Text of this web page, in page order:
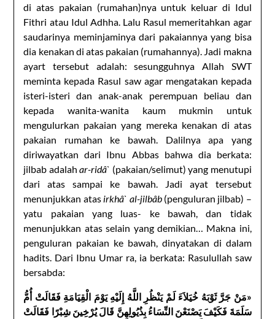
di atas pakaian (rumahan)nya untuk keluar di Idul
Fithri atau Idul Adhha. Lalu Rasul memeritahkan agar
saudarinya meminjaminya dari pakaiannya yang bisa
dia kenakan di atas pakaian (rumahannya). Jadi makna
ayart tersebut adalah: sesungguhnya Allah SWT
meminta kepada Rasul saw agar mengatakan kepada
isteri-isteri dan anak-anak perempuan beliau dan
kepada wanita-wanita kaum mukmin untuk
mengulurkan pakaian yang mereka kenakan di atas
pakaian rumahan ke bawah. Dalilnya apa yang
diriwayatkan dari Ibnu Abbas bahwa dia berkata:
jilbab adalahar-ridâ` (pakaian/selimut) yang menutupi
dari atas sampai ke bawah. Jadi ayat tersebut
menunjukkan atas irkhâ` al-jilbâb(penguluran jilbab) –
yatu pakaian yang luas- ke bawah, dan tidak
menunjukkan atas selain yang demikian… Makna ini,
penguluran pakaian ke bawah, dinyatakan di dalam
hadits. Dari Ibnu Umar ra, ia berkata: Rasulullah saw
bersabda:
«مَنْ جَرَّ ثَوْبَهُ خُيَلاَءَ لَمْ يَنْظُرِ اللَّهُ إِلَيْهِ يَوْمَ الْقِيَامَةِ فَقَالَتْ أُمُّ
سَلَمَةَ فَكَيْفَ يَصْنَعْنَ النِّسَاءُ بِذُيُولِهِنَّ قَالَ يُرْخِينَ شِبْرًا فَقَالَتْ